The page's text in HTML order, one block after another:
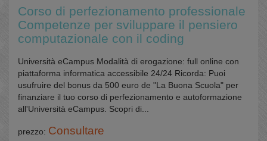
Corso di perfezionamento professionale
Competenze per sviluppare il pensiero
computazionale con il coding
Università eCampus Modalità di erogazione: full online con
piattaforma informatica accessibile 24/24 Ricorda: Puoi
usufruire del bonus da 500 euro de "La Buona Scuola" per
finanziare il tuo corso di perfezionamento e autoformazione
all'Università eCampus. Scopri di...
prezzo: Consultare